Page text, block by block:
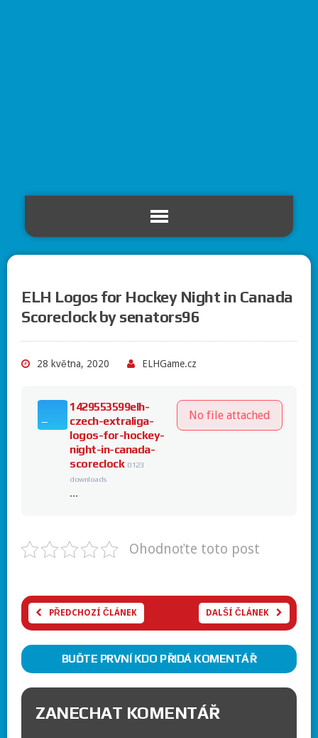
ELH Logos for Hockey Night in Canada
Scoreclock by senators96
28 května, 2020 ELHGame.cz
1429553599elh-
czech-extraliga-
logos-for-hockey-
night-in-canada-
scoreclock 0123
downloads
...
No file attached
Ohodnoťte toto post
PŘEDCHOZÍ ČLÁNEK DALŠÍ ČLÁNEK
BUĎTE PRVNÍ KDO PŘIDÁ KOMENTÁŘ
ZANECHAT KOMENTÁŘ